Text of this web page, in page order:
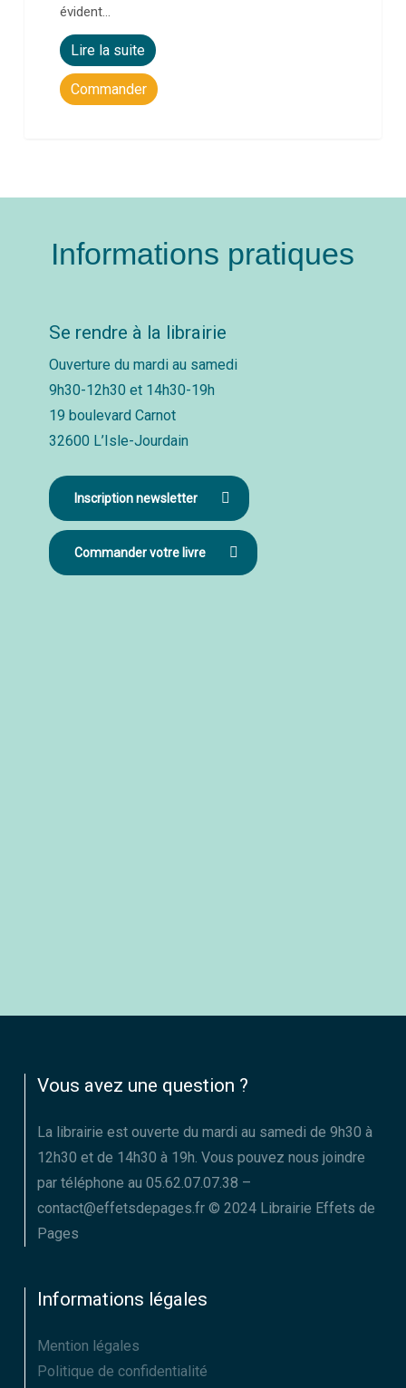
évident…
Lire la suite
Commander
Informations pratiques
Se rendre à la librairie
Ouverture du mardi au samedi
9h30-12h30 et 14h30-19h
19 boulevard Carnot
32600 L’Isle-Jourdain
Inscription newsletter
Commander votre livre
Vous avez une question ?
La librairie est ouverte du mardi au samedi de 9h30 à
12h30 et de 14h30 à 19h. Vous pouvez nous joindre
par téléphone au 05.62.07.07.38 –
contact@effetsdepages.fr © 2024 Librairie Effets de
Pages
Informations légales
Mention légales
Politique de confidentialité